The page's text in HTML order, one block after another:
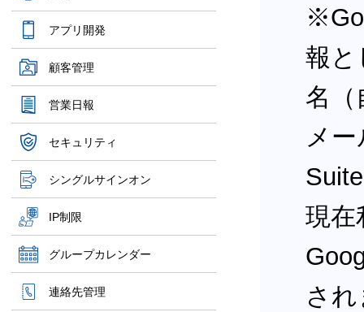
アプリ開発
顧客管理
営業日報
セキュリティ
シングルサインオン
IP制限
グループカレンダー
連絡先管理
報と
名（
メ
現在
さ